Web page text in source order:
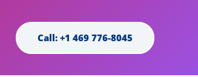
Call: +1 469 776-8045